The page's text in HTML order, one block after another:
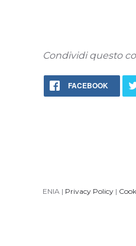
Condividi questo
FACEBOOK
ENIA | Privacy Policy |